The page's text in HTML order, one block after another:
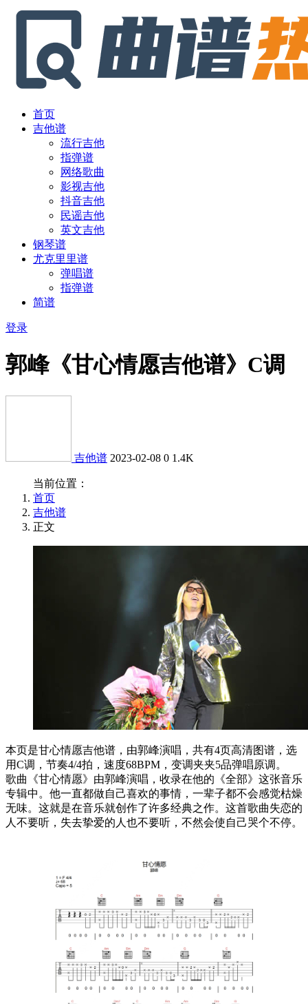
首页
吉他谱
流行吉他
指弹谱
网络歌曲
影视吉他
抖音吉他
民谣吉他
英文吉他
钢琴谱
尤克里里谱
弹唱谱
指弹谱
简谱
登录
郭峰《甘心情愿吉他谱》C调
吉他谱 2023-02-08 0 1.4K
当前位置：
首页
吉他谱
正文
本页是甘心情愿吉他谱，由郭峰演唱，共有4页高清图谱，选
用C调，节奏4/4拍，速度68BPM，变调夹夹5品弹唱原调。
歌曲《甘心情愿》由郭峰演唱，收录在他的《全部》这张音乐
专辑中。他一直都做自己喜欢的事情，一辈子都不会感觉枯燥
无味。这就是在音乐就创作了许多经典之作。这首歌曲失恋的
人不要听，失去挚爱的人也不要听，不然会使自己哭个不停。